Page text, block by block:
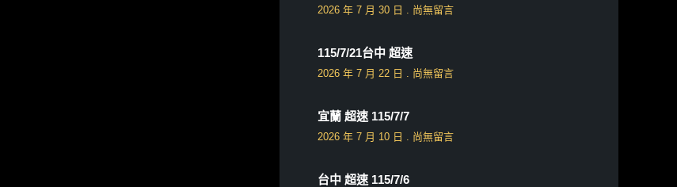
2026 年 7 月 30 日 尚無留言
115/7/21台中 超速
2026 年 7 月 22 日 尚無留言
宜蘭 超速 115/7/7
2026 年 7 月 10 日 尚無留言
台中 超速 115/7/6